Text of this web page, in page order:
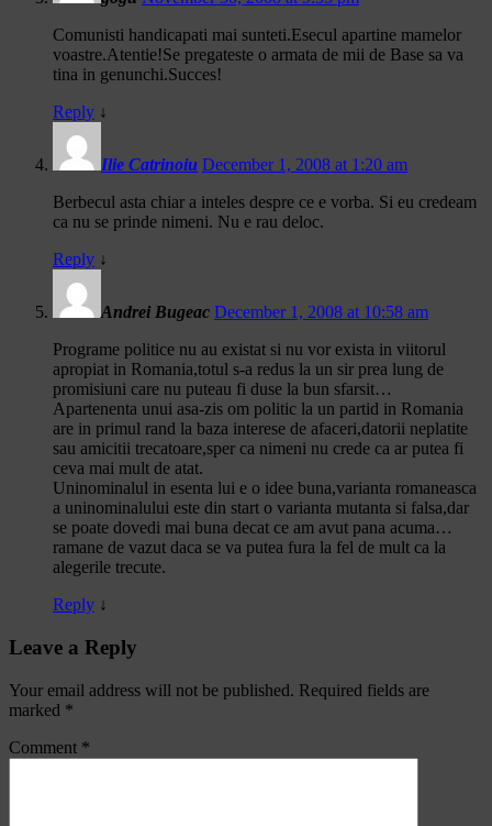
Comunisti handicapati mai sunteti.Esecul apartine mamelor
voastre.Atentie!Se pregateste o armata de mii de Base sa va
tina in genunchi.Succes!
Reply ↓
Ilie Catrinoiu December 1, 2008 at 1:20 am
Berbecul asta chiar a inteles despre ce e vorba. Si eu credeam
ca nu se prinde nimeni. Nu e rau deloc.
Reply ↓
Andrei Bugeac December 1, 2008 at 10:58 am
Programe politice nu au existat si nu vor exista in viitorul
apropiat in Romania,totul s-a redus la un sir prea lung de
promisiuni care nu puteau fi duse la bun sfarsit…
Apartenenta unui asa-zis om politic la un partid in Romania
are in primul rand la baza interese de afaceri,datorii neplatite
sau amicitii trecatoare,sper ca nimeni nu crede ca ar putea fi
ceva mai mult de atat.
Uninominalul in esenta lui e o idee buna,varianta romaneasca
a uninominalului este din start o varianta mutanta si falsa,dar
se poate dovedi mai buna decat ce am avut pana acuma…
ramane de vazut daca se va putea fura la fel de mult ca la
alegerile trecute.
Reply ↓
Leave a Reply
Your email address will not be published. Required fields are
marked *
Comment *